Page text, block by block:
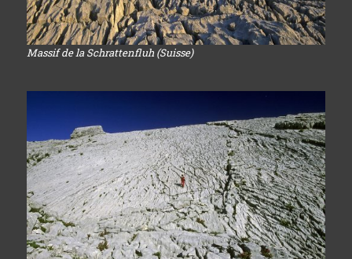
Massif de la Schrattenfluh (Suisse)